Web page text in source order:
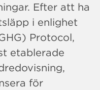
Efter att ha
i enlighet
Protocol,
etablerade
för